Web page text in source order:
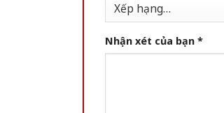
Nhận xét của bạn *